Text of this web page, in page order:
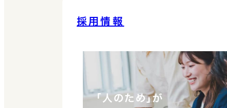
採用情報
「人のため」が